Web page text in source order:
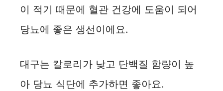
이 적기 때문에 혈관 건강에 도움이 되어
당뇨에 좋은 생선이에요.
대구는 칼로리가 낮고 단백질 함량이 높
아 당뇨 식단에 추가하면 좋아요.